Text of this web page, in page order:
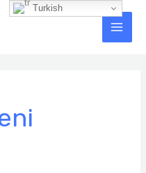
Main
Turkish